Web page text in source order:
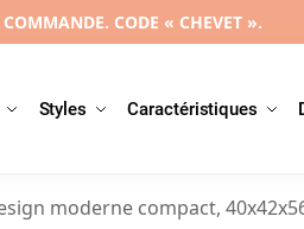
CODE « CHEVET ».
Styles Caractéristiques
moderne compact,